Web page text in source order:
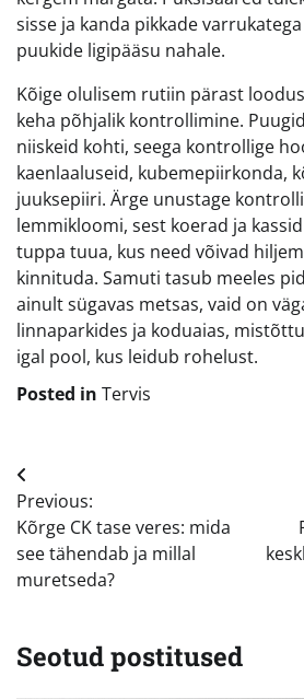
sisse ja kanda pikkade
puukide ligipääsu nahale.
Kõige olulisem rutiin pärast
keha põhjalik kontrollimine.
niiskeid kohti, seega kontrollige
kaenlaaluseid, kubemepiirkonda,
juuksepiiri. Ärge unustage
lemmikloomi, sest koerad ja
tuppa tuua, kus need võivad
kinnituda. Samuti tasub meeles
ainult sügavas metsas, vaid on
linnaparkides ja koduaias,
igal pool, kus leidub rohelust.
Posted in Tervis
Navigeerimine
Previous:
Kõrge CK tase veres: mida
see tähendab ja millal
muretseda?
Seotud postitused